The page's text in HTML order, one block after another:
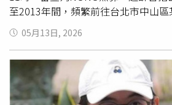
徒刑8月。後續上訴階段，他改為認
和解與賠償，最終獲高院改判緩刑，
務與法治教育義務。
至2013年間，頻繁前往台北市中山
費，選擇一名女按摩師提供服務，卻
生殖器，並憑藉體型優勢將對方壓制
得逞。2011年12月，另一名女性被
NONO的節目影片按讚後，NONO
士到台北市松山區載女方外出時，
駛座，就強行伸舌強吻，伸手揉捏其
05月13日, 2026